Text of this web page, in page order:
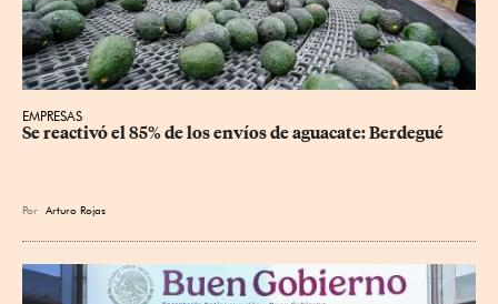
EMPRESAS
Se reactivó el 85% de los envíos de aguacate: Berdegué
Por Arturo Rojas